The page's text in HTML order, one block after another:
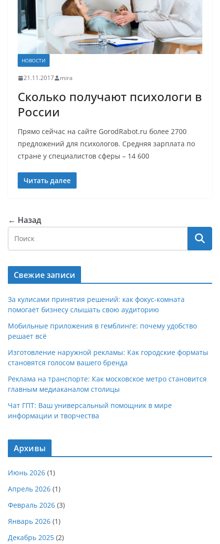
НОВОСТИ
21.11.2017 mira
Сколько получают психологи в
России
Прямо сейчас на сайте GorodRabot.ru более 2700
предложений для психологов. Средняя зарплата по
стране у специалистов сферы – 14 600
Читать далее
← Назад
Свежие записи
За кулисами принятия решений: как фокус-комната
помогает бизнесу слышать свою аудиторию
Мобильные приложения в гемблинге: почему удобство
решает всё
Изготовление наружной рекламы: Как городские форматы
становятся голосом вашего бренда
Реклама на транспорте: Как московское метро становится
главным медиаканалом столицы
Чат ГПТ: Ваш универсальный помощник в мире
информации и творчества
Архивы
Июнь 2026 (1)
Апрель 2026 (1)
Февраль 2026 (3)
Январь 2026 (1)
Декабрь 2025 (2)